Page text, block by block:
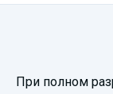
При полном